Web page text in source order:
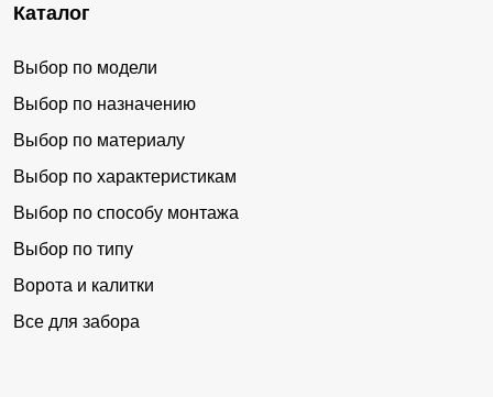
Каталог
Выбор по модели
Выбор по назначению
Выбор по материалу
Выбор по характеристикам
Выбор по способу монтажа
Выбор по типу
Ворота и калитки
Все для забора